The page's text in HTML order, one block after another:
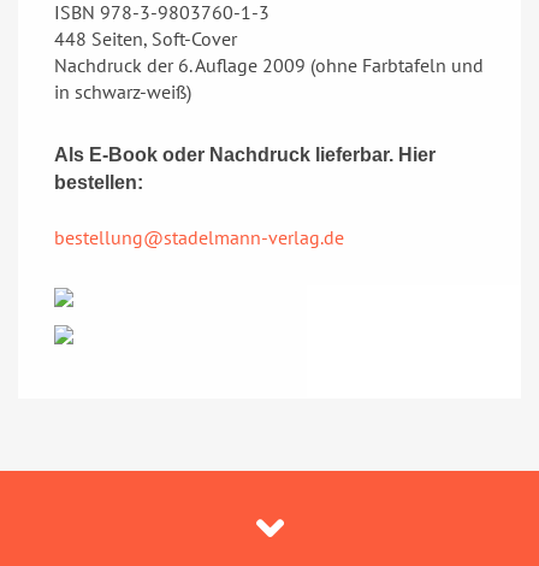
ISBN 978-3-9803760-1-3
448 Seiten, Soft-Cover
Nachdruck der 6. Auflage 2009 (ohne Farbtafeln und
in schwarz-weiß)
Als E-Book oder Nachdruck lieferbar. Hier
bestellen:
bestellung@stadelmann-verlag.de